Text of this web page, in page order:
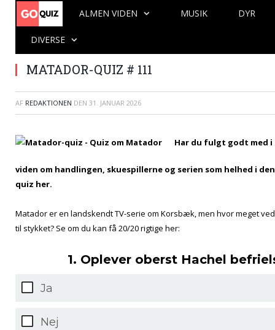
ALMEN VIDEN MUSIK DYR
DIVERSE
MATADOR-QUIZ # 111
AF REDAKTIONEN DEN 31. JANUAR 2026
Har du fulgt godt med i
viden om handlingen, skuespillerne og serien som helhed i
quiz her.
Matador er en landskendt TV-serie om Korsbæk, men hvor meget
til stykket? Se om du kan få 20/20 rigtige her:
1. Oplever oberst Hachel
Ja
Nej